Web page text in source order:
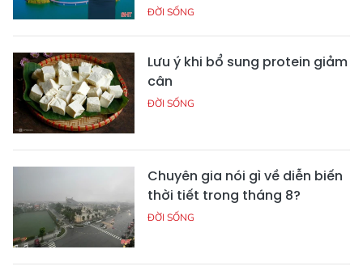
ĐỜI SỐNG
Lưu ý khi bổ sung protein giảm
cân
ĐỜI SỐNG
Chuyên gia nói gì về diễn biến
thời tiết trong tháng 8?
ĐỜI SỐNG